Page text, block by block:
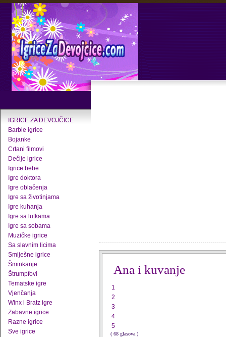
IGRICE ZA DEVOJČICE
Barbie igrice
Bojanke
Crtani filmovi
Dečije igrice
Igrice bebe
Igre doktora
Igre oblačenja
Igre sa životinjama
Igre kuhanja
Igre sa lutkama
Igre sa sobama
Muzičke igrice
Sa slavnim licima
Smiješne igrice
Šminkanje
Štrumpfovi
Tematske igre
Vjenčanja
Winx i Bratz igre
Zabavne igrice
Razne igrice
Sve igrice
Ana i kuvanje
1
2
3
4
5
( 68 glasova )